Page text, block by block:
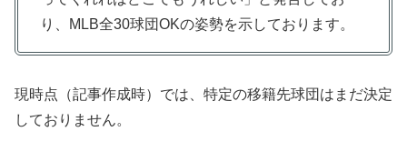
り、MLB全30球団OKの姿勢を示しております。
現時点（記事作成時）では、特定の移籍先球団はまだ決定
しておりません。